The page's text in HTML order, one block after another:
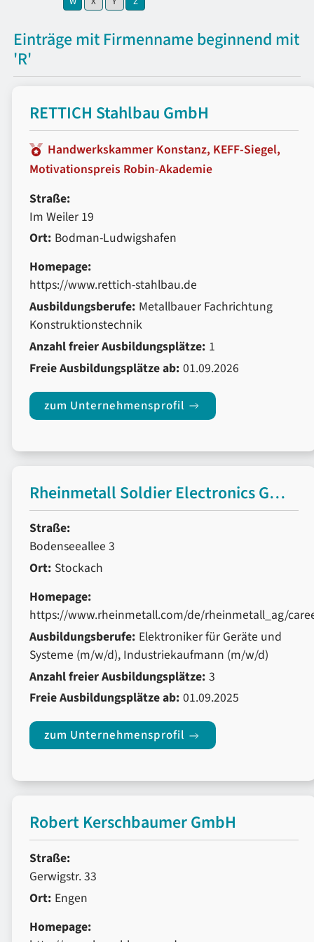
Einträge mit Firmenname beginnend mit
'R'
RETTICH Stahlbau GmbH
Handwerkskammer Konstanz, KEFF-Siegel,
Motivationspreis Robin-Akademie
Straße:
Im Weiler 19
Ort: Bodman-Ludwigshafen
Homepage:
https://www.rettich-stahlbau.de
Ausbildungsberufe: Metallbauer Fachrichtung
Konstruktionstechnik
Anzahl freier Ausbildungsplätze: 1
Freie Ausbildungsplätze ab: 01.09.2026
zum Unternehmensprofil
Rheinmetall Soldier Electronics GmbH
Straße:
Bodenseeallee 3
Ort: Stockach
Homepage:
https://www.rheinmetall.com/de/rheinmetall_ag/
Ausbildungsberufe: Elektroniker für Geräte und
Systeme (m/w/d), Industriekaufmann (m/w/d)
Anzahl freier Ausbildungsplätze: 3
Freie Ausbildungsplätze ab: 01.09.2025
zum Unternehmensprofil
Robert Kerschbaumer GmbH
Straße:
Gerwigstr. 33
Ort: Engen
Homepage: